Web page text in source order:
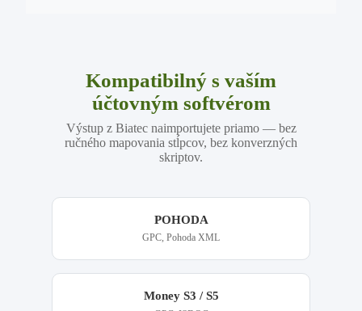
Kompatibilný s vaším
účtovným softvérom
Výstup z Biatec naimportujete priamo — bez
ručného mapovania stĺpcov, bez konverzných
skriptov.
POHODA
GPC, Pohoda XML
Money S3 / S5